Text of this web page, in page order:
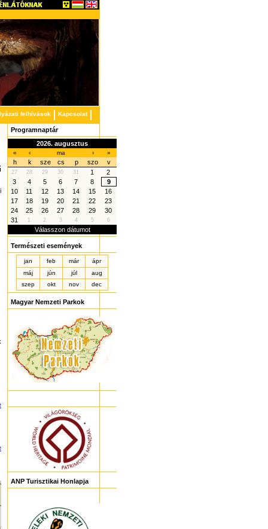
felhívások Kapcsolat
Programnaptár
2026. augusztus
« ‹ ma › »
h k sze cs p szo v
27 28 29 30 31 1
2
3
4 5 6 7 8
9
10
11 12 13 14 15
16
17
18 19 20 21 22
23
24
25 26 27 28 29
30
31
1 2 3 4 5 6
Válasszon dátumot
Természeti események
jan feb már
ápr
máj
jún júl
aug
szep
okt nov dec
Magyar Nemzeti Parkok
ANP Turisztikai Honlapja